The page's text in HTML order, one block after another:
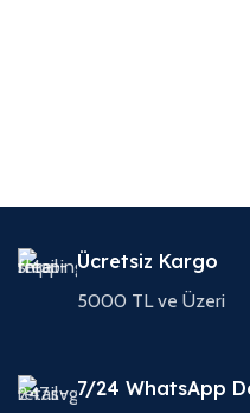
Ücretsiz Kargo
5000 TL ve Üzeri
7/24 WhatsApp